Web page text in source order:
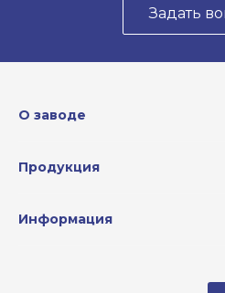
Задать
О заводе
Продукция
Информация